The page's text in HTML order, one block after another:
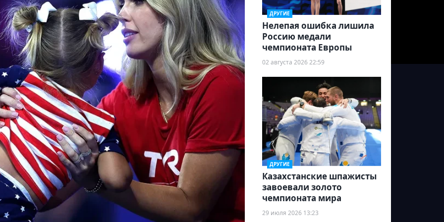
ДРУГИЕ
Нелепая ошибка лишила
Россию медали
чемпионата Европы
02 августа 2026 22:59
ДРУГИЕ
Казахстанские шпажисты
завоевали золото
чемпионата мира
29 июля 2026 13:23